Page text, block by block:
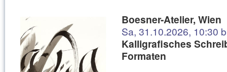
Boesner-Atelier, Wien
Sa, 31.10.2026, 10:30
Kalligrafisches
Formaten